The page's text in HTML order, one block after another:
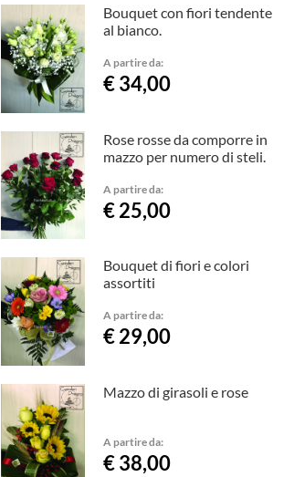
Bouquet con fiori tendente
al bianco.
A partire da:
€ 34,00
Rose rosse da comporre in
mazzo per numero di steli.
A partire da:
€ 25,00
Bouquet di fiori e colori
assortiti
A partire da:
€ 29,00
Mazzo di girasoli e rose
A partire da:
€ 38,00